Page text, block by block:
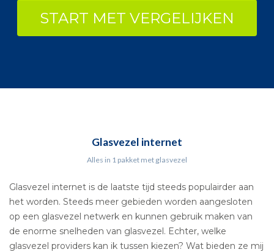
START MET VERGELIJKEN
Glasvezel internet
Alles in 1 pakket met glasvezel
Glasvezel internet is de laatste tijd steeds populairder aan
het worden. Steeds meer gebieden worden aangesloten
op een glasvezel netwerk en kunnen gebruik maken van
de enorme snelheden van glasvezel. Echter, welke
glasvezel providers kan ik tussen kiezen? Wat bieden ze mij